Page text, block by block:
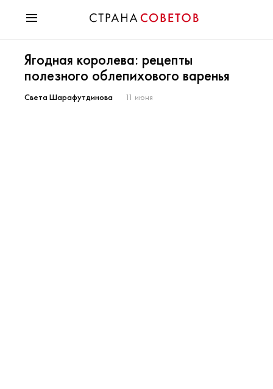
Мода
Звезды
Гороскопы
Ягодная королева: рецепты
полезного облепихового варенья
Света Шарафутдинова 11 июня